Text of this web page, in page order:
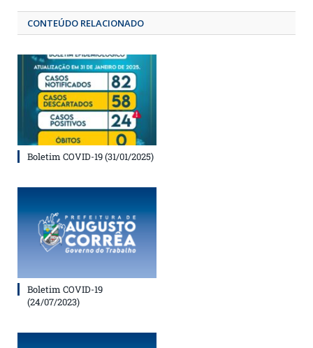
CONTEÚDO RELACIONADO
Boletim COVID-19 (31/01/2025)
Boletim COVID-19
(24/07/2023)